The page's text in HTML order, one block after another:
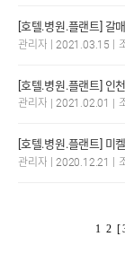
[호텔.병원.플랜트] 갈
관리자 |2021.03.15 |
[호텔.병원.플랜트] 인
관리자 |2021.02.01 |
[호텔.병원.플랜트] 미
관리자 |2020.12.21
1 2 [